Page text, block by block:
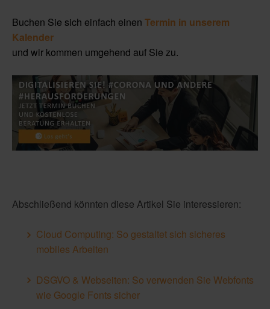
Buchen Sie sich einfach einen Termin in unserem
Kalender
und wir kommen umgehend auf Sie zu.
Abschließend könnten diese Artikel Sie interessieren:
Cloud Computing: So gestaltet sich sicheres
mobiles Arbeiten
DSGVO & Webseiten: So verwenden Sie Webfonts
wie Google Fonts sicher